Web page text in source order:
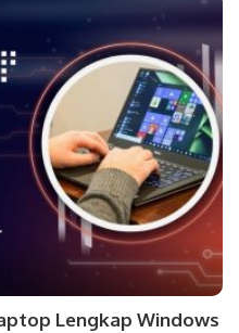
Lengkap Windows